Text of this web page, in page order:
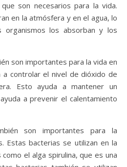
son necesarios para la vida.
en la atmósfera y en el agua, lo
los absorban y los
son importantes para la vida en
a controlar el nivel de dióxido de
Esto ayuda a mantener un
a prevenir el calentamiento
son importantes para la
Estas bacterias se utilizan en la
el alga spirulina, que es una